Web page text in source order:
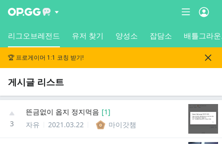
리그오브레전드 유저 찾기 양성소 잡담소 배틀그라
🏆 프로게이머 1:1 코칭 받기!
게시글 리스트
3
뜬금없이 옵지 정지먹음 [1]
자유
2021.03.22 마이갓챔